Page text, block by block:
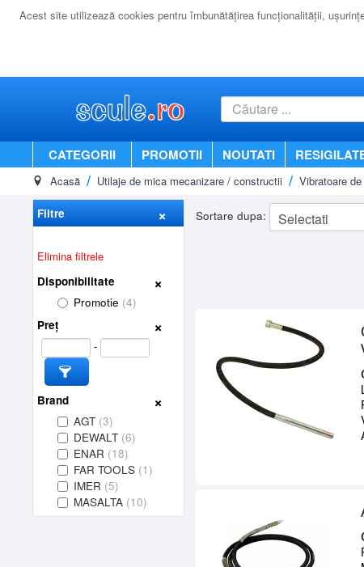
Acest site utilizează cookies pentru îmbunătăţirea funcţionalităţii,
CATEGORII PROMOTII NOUTATI
Acasă Utilaje de mica mecanizare / constructii Vibratoare
Filtre
Elimina filtrele
Disponibilitate
Promotie (4)
Preț
-
Brand
AGT (3)
DEWALT (6)
ENAR (18)
FAR TOOLS (1)
IMER (5)
MASALTA (10)
Sortare dupa: